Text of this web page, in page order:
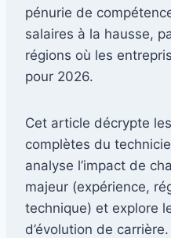
pénurie de
salaires à la hausse,
régions où les
pour 2026.
Cet article décrypte
complètes du
analyse l’impact de
majeur (expérience,
technique) et explore
d’évolution de